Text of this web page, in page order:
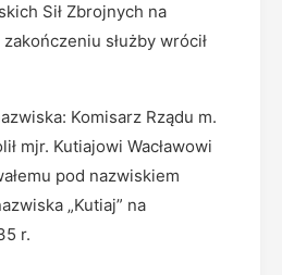
Sił Zbrojnych na
służby wrócił
Komisarz Rządu m.
mjr. Kutiajowi Wacławowi
pod nazwiskiem
„Kutiaj” na
r.